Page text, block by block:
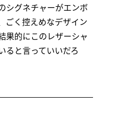
シグネチャーがエンボ
ごく控えめなデザイン
果的にこのレザーシャ
ると言っていいだろ